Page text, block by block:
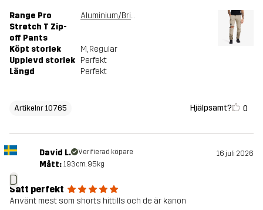
Range Pro
Stretch T Zip-
off Pants
Aluminium/Brindle
Köpt storlek M, Regular
Upplevd storlek Perfekt
Längd
Perfekt
Artikelnr 10765 Hjälpsamt? 0
D
David L. Verifierad köpare 16 juli 2026
Mått: 193cm, 95kg
Satt perfekt
Använt mest som shorts hittills och de är kanon